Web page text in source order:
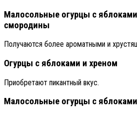
Малосольные огурцы с
смородины
Получаются более ароматными и
Огурцы с яблоками и хреном
Приобретают пикантный вкус.
Малосольные огурцы с